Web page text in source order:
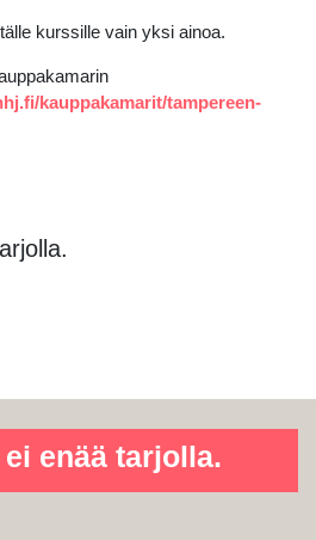
kurssille vain yksi ainoa.
kauppakamarit/tampereen-
enää tarjolla.